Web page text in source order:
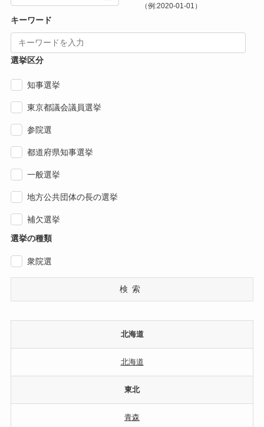
（例:2020-01-01）
キーワード
選挙区分
知事選挙
東京都議会議員選挙
参院選
都道府県知事選挙
一般選挙
地方公共団体の長の選挙
補欠選挙
選挙の種類
衆院選
検索
北海道
北海道
東北
青森